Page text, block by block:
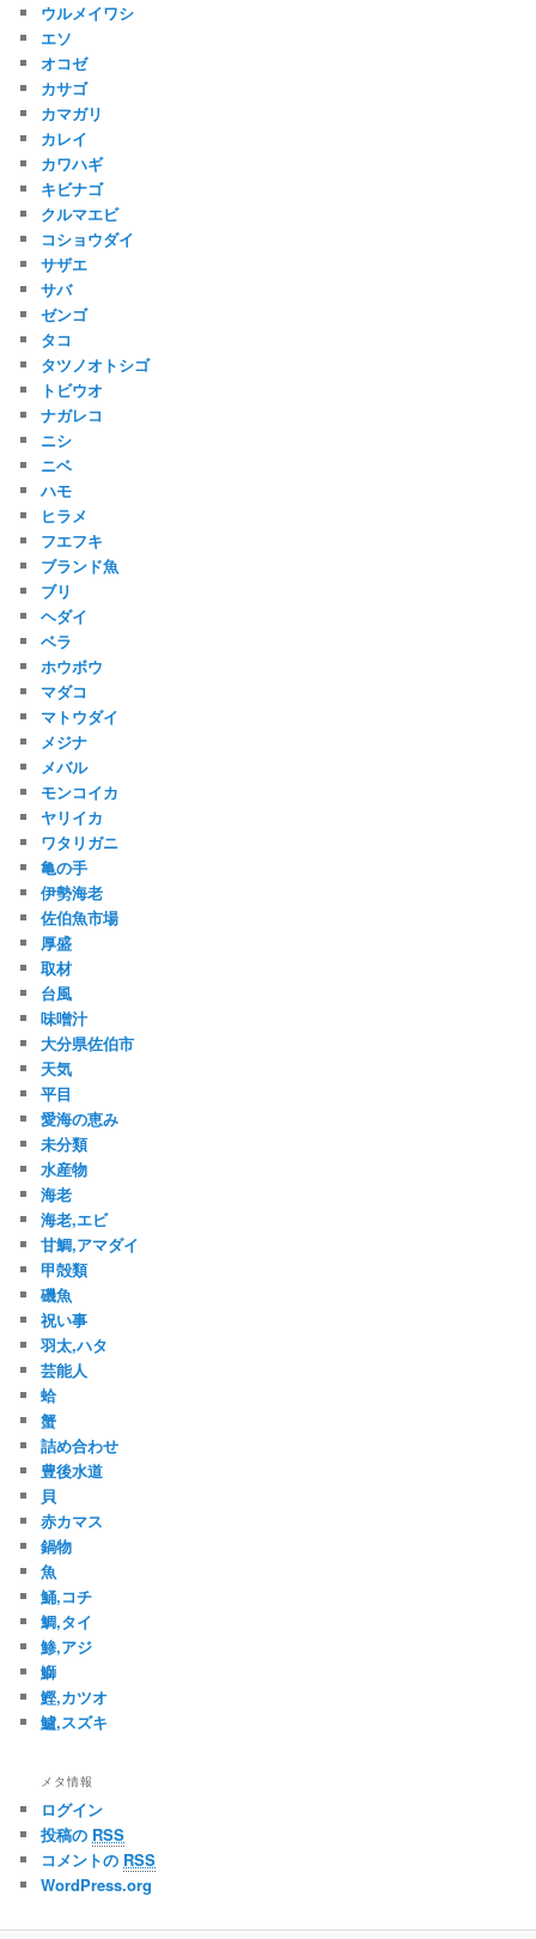
ウルメイワシ
エソ
オコゼ
カサゴ
カマガリ
カレイ
カワハギ
キビナゴ
クルマエビ
コショウダイ
サザエ
サバ
ゼンゴ
タコ
タツノオトシゴ
トビウオ
ナガレコ
ニシ
ニベ
ハモ
ヒラメ
フエフキ
ブランド魚
ブリ
ヘダイ
ベラ
ホウボウ
マダコ
マトウダイ
メジナ
メバル
モンコイカ
ヤリイカ
ワタリガニ
亀の手
伊勢海老
佐伯魚市場
厚盛
取材
台風
味噌汁
大分県佐伯市
天気
平目
愛海の恵み
未分類
水産物
海老
海老,エビ
甘鯛,アマダイ
甲殻類
磯魚
祝い事
羽太,ハタ
芸能人
蛤
蟹
詰め合わせ
豊後水道
貝
赤カマス
鍋物
魚
鯒,コチ
鯛,タイ
鯵,アジ
鰤
鰹,カツオ
鱸,スズキ
メタ情報
ログイン
投稿の RSS
コメントの RSS
WordPress.org